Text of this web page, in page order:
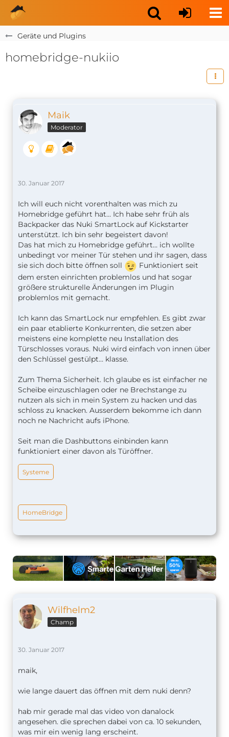
Geräte und Plugins
homebridge-nukiio
Maik
Moderator
30. Januar 2017
Ich will euch nicht vorenthalten was mich zu
Homebridge geführt hat… Ich habe sehr früh als
Backpacker das Nuki SmartLock auf Kickstarter
unterstützt. Ich bin sehr begeistert davon!
Das hat mich zu Homebridge geführt… ich wollte
unbedingt vor meiner Tür stehen und ihr sagen, dass
sie sich doch bitte öffnen soll
Funktioniert seit
dem ersten einrichten problemlos und hat sogar
größere strukturelle Änderungen im Plugin
problemlos mit gemacht.
Ich kann das SmartLock nur empfehlen. Es gibt zwar
ein paar etablierte Konkurrenten, die setzen aber
meistens eine komplette neu Installation des
Türschlosses voraus. Nuki wird einfach von innen über
den Schlüssel gestülpt… klasse.
Zum Thema Sicherheit. Ich glaube es ist einfacher ne
Scheibe einzuschlagen oder ne Brechstange zu
nutzen als sich in mein System zu hacken und das
schloss zu knacken. Ausserdem bekomme ich dann
noch ne Nachricht aufs iPhone.
Seit man die Dashbuttons einbinden kann
funktioniert einer davon als Türöffner.
Systeme
HomeBridge
Wilfhelm2
Champ
30. Januar 2017
maik,
wie lange dauert das öffnen mit dem nuki denn?
hab mir gerade mal das video von danalock
angesehen. die sprechen dabei von ca. 10 sekunden,
was mir ein wenig lang erscheint.